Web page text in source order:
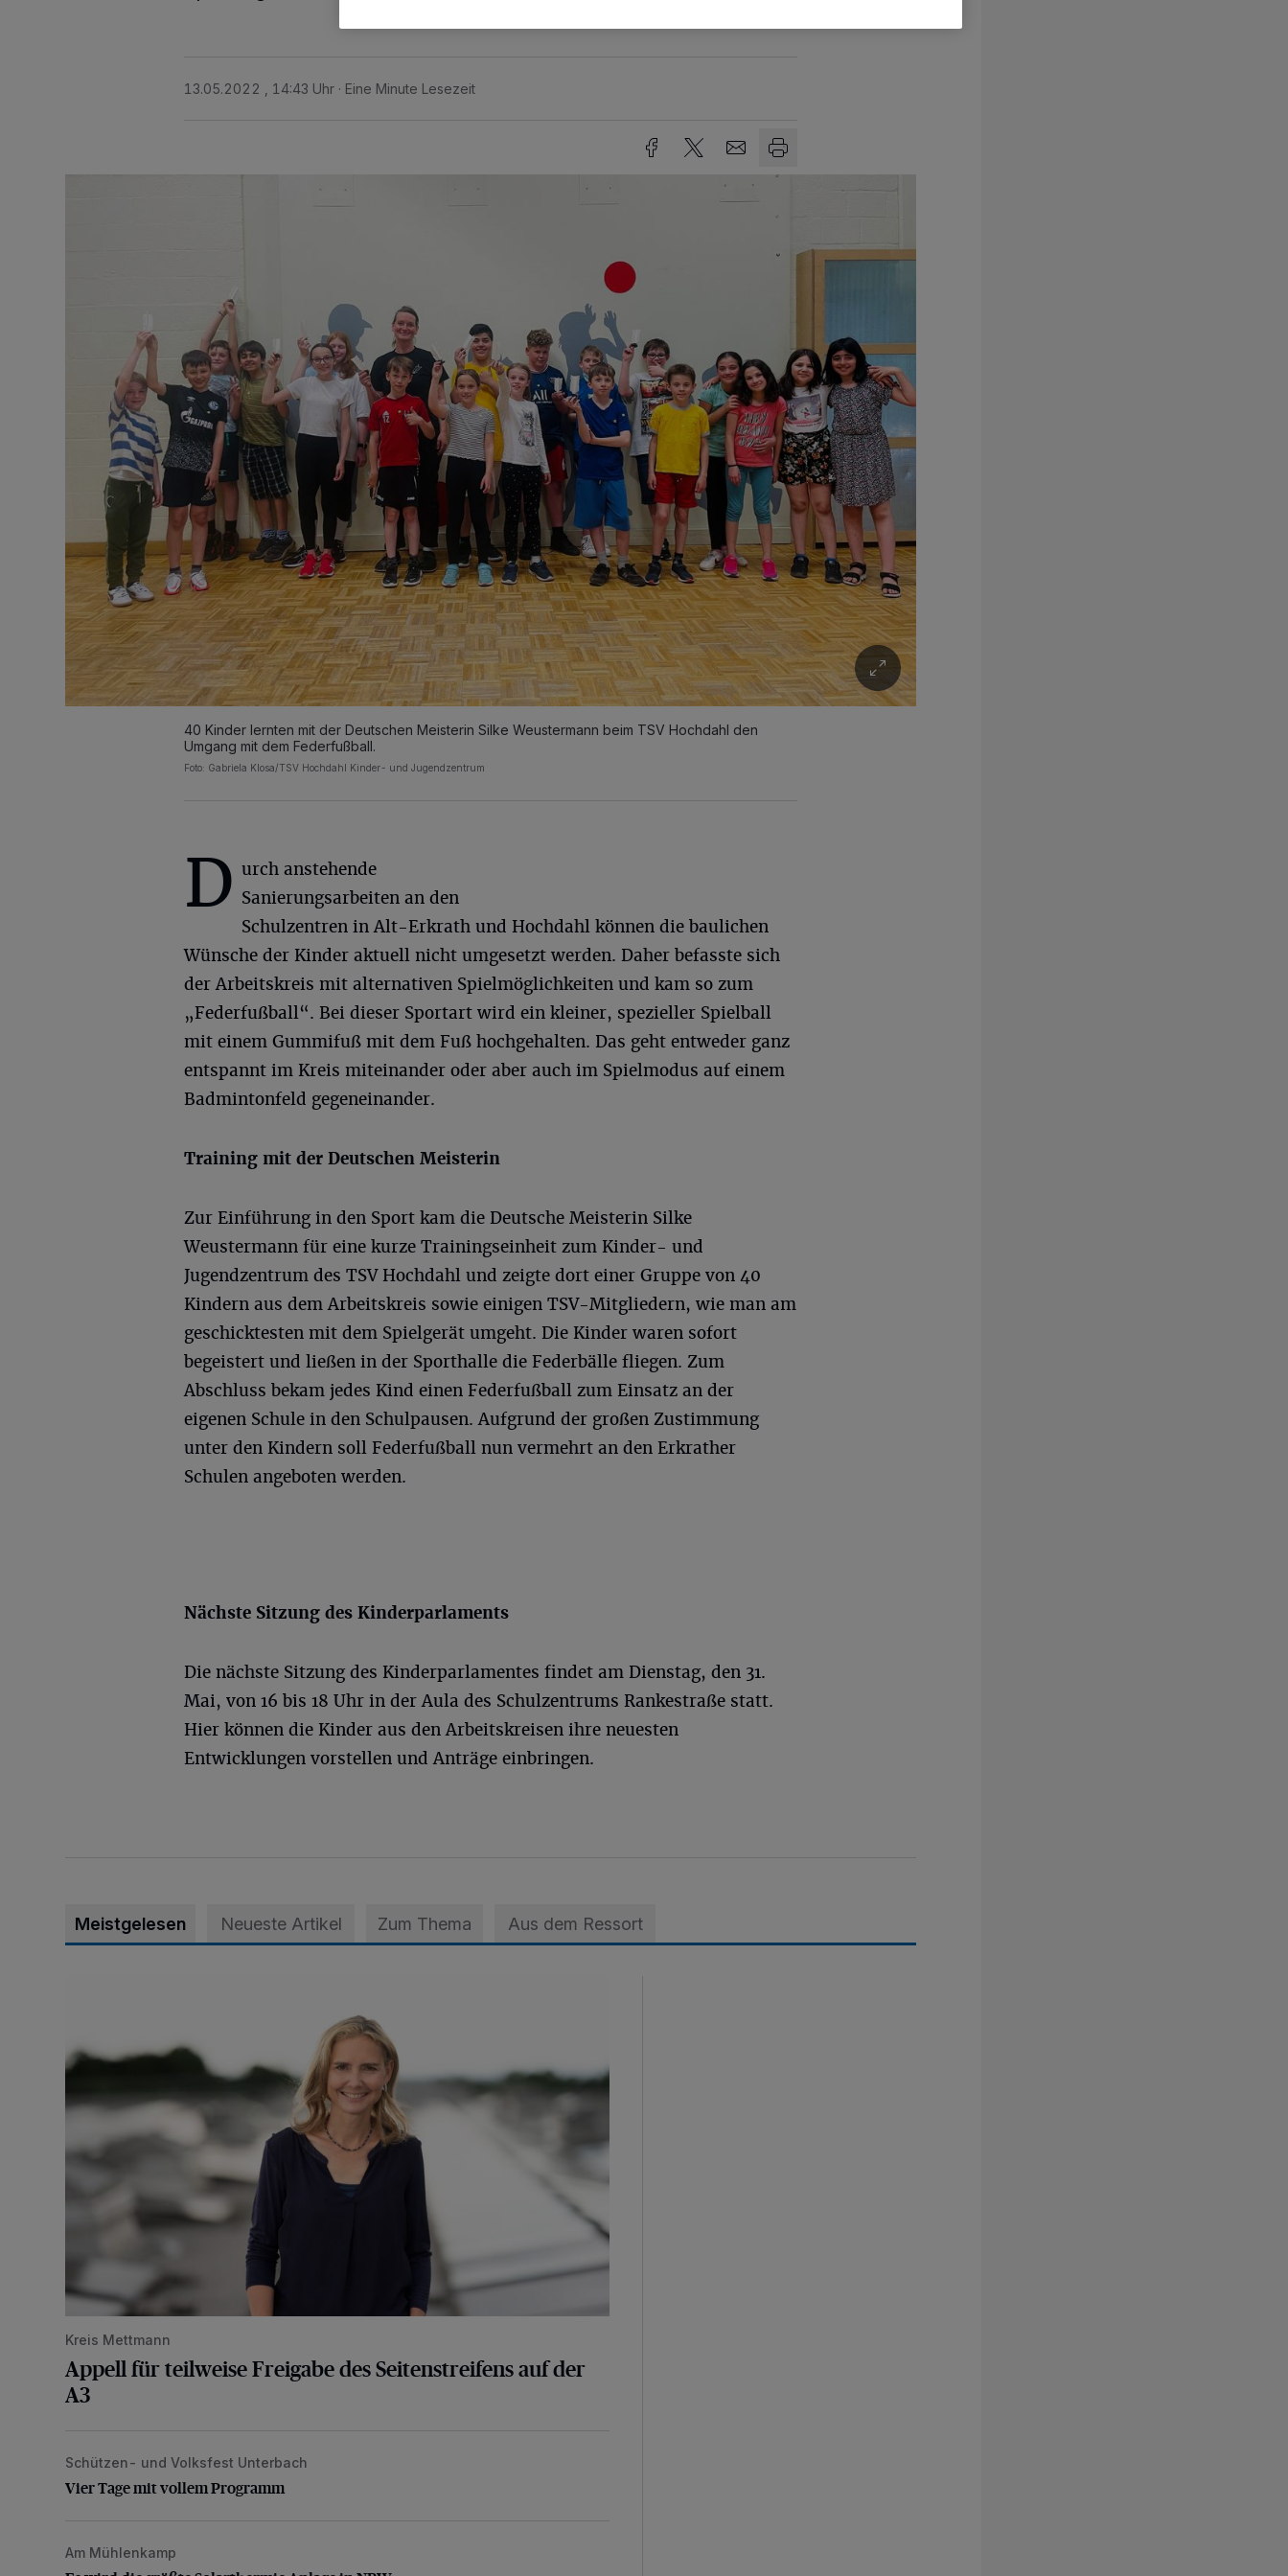
13.05.2022 , 14:43 Uhr Eine Minute Lesezeit
40 Kinder lernten mit der Deutschen Meisterin Silke Weustermann beim TSV Hochdahl den
Umgang mit dem Federfußball.
Foto: Gabriela Klosa/TSV Hochdahl Kinder- und Jugendzentrum
D urch anstehende
Sanierungsarbeiten an den
Schulzentren in Alt-Erkrath und Hochdahl können die baulichen
Wünsche der Kinder aktuell nicht umgesetzt werden. Daher befasste sich
der Arbeitskreis mit alternativen Spielmöglichkeiten und kam so zum
„Federfußball“. Bei dieser Sportart wird ein kleiner, spezieller Spielball
mit einem Gummifuß mit dem Fuß hochgehalten. Das geht entweder ganz
entspannt im Kreis miteinander oder aber auch im Spielmodus auf einem
Badmintonfeld gegeneinander.
Training mit der Deutschen Meisterin
Zur Einführung in den Sport kam die Deutsche Meisterin Silke
Weustermann für eine kurze Trainingseinheit zum Kinder- und
Jugendzentrum des TSV Hochdahl und zeigte dort einer Gruppe von 40
Kindern aus dem Arbeitskreis sowie einigen TSV-Mitgliedern, wie man am
geschicktesten mit dem Spielgerät umgeht. Die Kinder waren sofort
begeistert und ließen in der Sporthalle die Federbälle fliegen. Zum
Abschluss bekam jedes Kind einen Federfußball zum Einsatz an der
eigenen Schule in den Schulpausen. Aufgrund der großen Zustimmung
unter den Kindern soll Federfußball nun vermehrt an den Erkrather
Schulen angeboten werden.
Nächste Sitzung des Kinderparlaments
Die nächste Sitzung des Kinderparlamentes findet am Dienstag, den 31.
Mai, von 16 bis 18 Uhr in der Aula des Schulzentrums Rankestraße statt.
Hier können die Kinder aus den Arbeitskreisen ihre neuesten
Entwicklungen vorstellen und Anträge einbringen.
Meistgelesen Neueste Artikel Zum Thema Aus dem Ressort
Kreis Mettmann
Appell für teilweise Freigabe des Seitenstreifens auf der
A3
Vier Tage mit vollem Programm
Schützen- und Volksfest Unterbach
Vier Tage mit vollem Programm
Es wird die größte Solarthermie-Anlage in NRW
Am Mühlenkamp